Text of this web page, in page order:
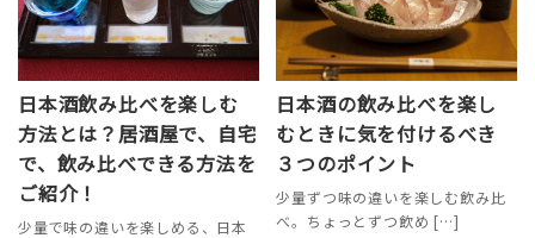
日本酒飲み比べを楽しむ
方法とは？居酒屋で、自宅
で、飲み比べできる方法を
ご紹介！
少量で味の違いを楽しめる、日本
日本酒の飲み比べを楽し
むときに気を付けるべき
３つのポイント
少量ずつ味の違いを楽しむ飲み比
べ。ちょっとずつ飲め […]